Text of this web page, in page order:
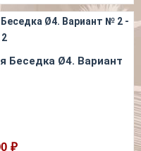
Беседка Ø4. Вариант
₽